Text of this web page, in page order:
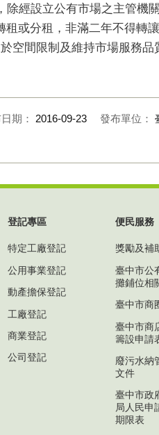
經設立公有市場之主管機
或分租，非滿二年不得轉讓
空間限制及維持市場服務
期： 2016-09-23 發布單位：
登記專區
特定工廠登記
公用事業登記
動產擔保登記
工廠登記
商業登記
公司登記
便民服務
獎勵及補
臺中市公
攤鋪位相
臺中市商
臺中市商
籌設申請
廢污水納
文件
臺中市政
局人民申
期限表